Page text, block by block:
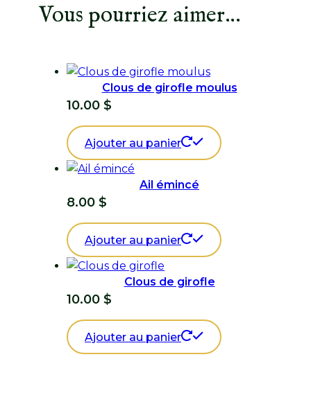
Vous pourriez aimer…
Clous de girofle moulus
10.00 $
Ajouter au panier
Ail émincé
8.00 $
Ajouter au panier
Clous de girofle
10.00 $
Ajouter au panier